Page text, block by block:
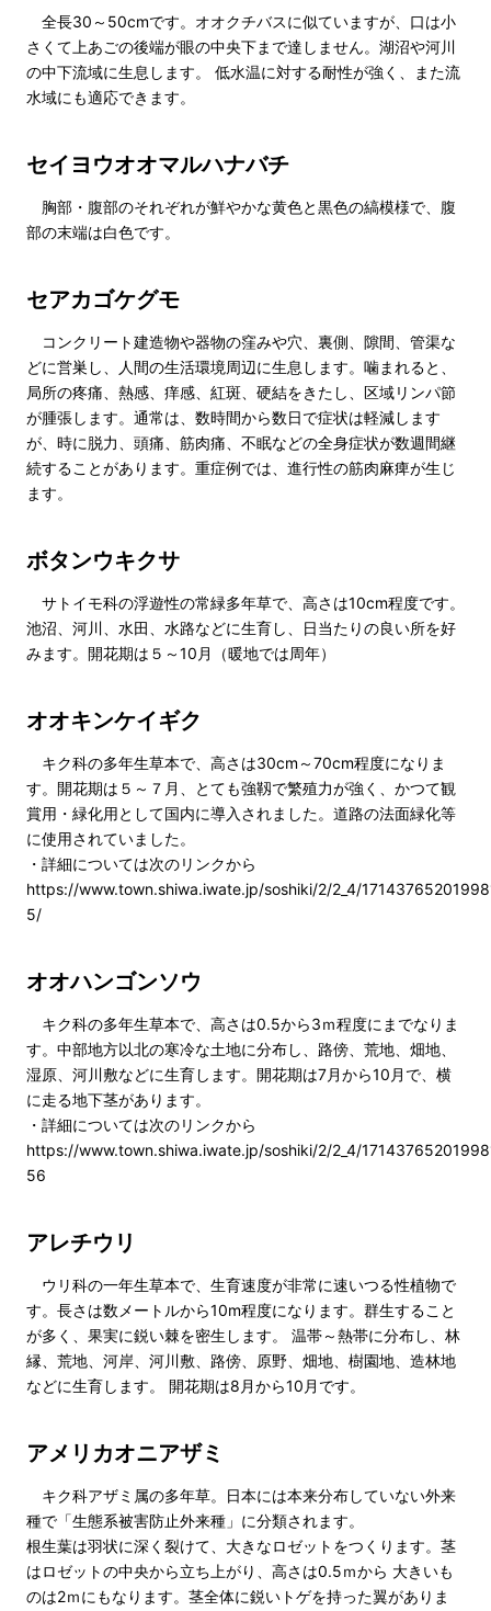
全長30～50cmです。オオクチバスに似ていますが、口は小
さくて上あごの後端が眼の中央下まで達しません。湖沼や河川
の中下流域に生息します。 低水温に対する耐性が強く、また流
水域にも適応できます。
セイヨウオオマルハナバチ
胸部・腹部のそれぞれが鮮やかな黄色と黒色の縞模様で、腹
部の末端は白色です。
セアカゴケグモ
コンクリート建造物や器物の窪みや穴、裏側、隙間、管渠な
どに営巣し、人間の生活環境周辺に生息します。噛まれると、
局所の疼痛、熱感、痒感、紅斑、硬結をきたし、区域リンパ節
が腫張します。通常は、数時間から数日で症状は軽減します
が、時に脱力、頭痛、筋肉痛、不眠などの全身症状が数週間継
続することがあります。重症例では、進行性の筋肉麻痺が生じ
ます。
ボタンウキクサ
サトイモ科の浮遊性の常緑多年草で、高さは10cm程度です。
池沼、河川、水田、水路などに生育し、日当たりの良い所を好
みます。開花期は５～10月（暖地では周年）
オオキンケイギク
キク科の多年生草本で、高さは30cm～70cm程度になりま
す。開花期は５～７月、とても強靱で繁殖力が強く、かつて観
賞用・緑化用として国内に導入されました。道路の法面緑化等
に使用されていました。
・詳細については次のリンクから
https://www.town.shiwa.iwate.jp/soshiki/2/2_4/
5/
オオハンゴンソウ
キク科の多年生草本で、高さは0.5から3ｍ程度にまでなりま
す。中部地方以北の寒冷な土地に分布し、路傍、荒地、畑地、
湿原、河川敷などに生育します。開花期は7月から10月で、横
に走る地下茎があります。
・詳細については次のリンクから
https://www.town.shiwa.iwate.jp/soshiki/2/2_4/
56
アレチウリ
ウリ科の一年生草本で、生育速度が非常に速いつる性植物で
す。長さは数メートルから10m程度になります。群生すること
が多く、果実に鋭い棘を密生します。 温帯～熱帯に分布し、林
縁、荒地、河岸、河川敷、路傍、原野、畑地、樹園地、造林地
などに生育します。 開花期は8月から10月です。
アメリカオニアザミ
キク科アザミ属の多年草。日本には本来分布していない外来
種で「生態系被害防止外来種」に分類されます。
根生葉は羽状に深く裂けて、大きなロゼットをつくります。茎
はロゼットの中央から立ち上がり、高さは0.5ｍから 大きいも
のは2ｍにもなります。茎全体に鋭いトゲを持った翼がありま